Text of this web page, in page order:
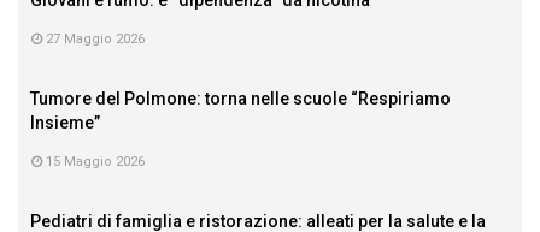
27 Maggio 2026
Tumore del Polmone: torna nelle scuole “Respiriamo
Insieme”
15 Maggio 2026
Pediatri di famiglia e ristorazione: alleati per la salute e la